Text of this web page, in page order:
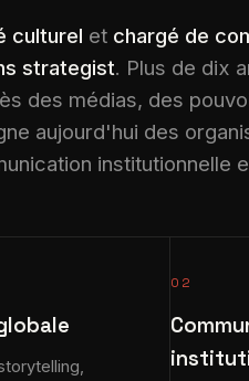
culturel et chargé de
strategist. Plus de dix
des médias, des
aujourd'hui des
institutionnelle
02